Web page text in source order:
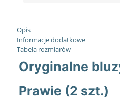
Opis
Informacje dodatkowe
Tabela rozmiarów
Oryginalne
Prawie (2 szt.)